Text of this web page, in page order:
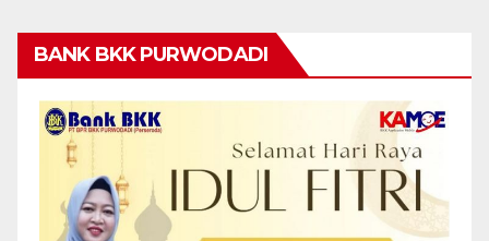
BANK BKK PURWODADI